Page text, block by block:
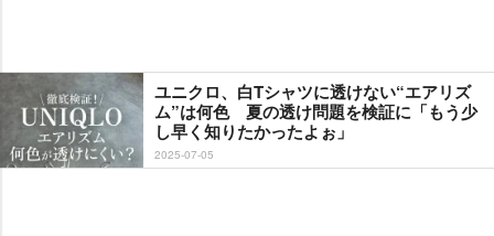
ユニクロ、白Tシャツに透けない“エアリズ
ム”は何色 夏の透け問題を検証に「もう少
し早く知りたかったよぉ」
2025-07-05